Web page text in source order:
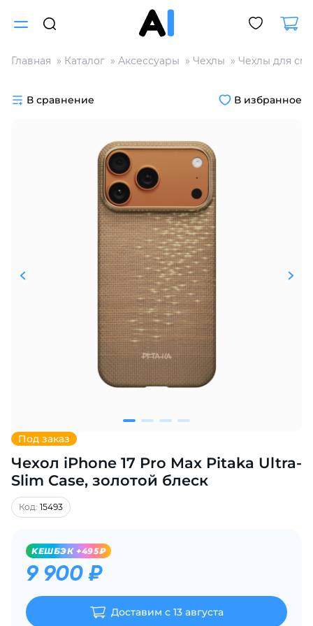
Главная Каталог Аксессуары Чехлы Чехлы для
Под заказ
Чехол iPhone 17 Pro Max Pitaka Ultra-
Slim Case, золотой блеск
Код: 15493
KЕШБЭК +495₽
9 900 ₽
Доставим с 13 августа
В сравнение В избранное
Разбейте
на части
без переплат
График платежей
25
Добавляйте товары
в корзину
% картой любого банка
Получайте товар
выбранный способом
списываться
по25%каждые 2 недели
Подробнее